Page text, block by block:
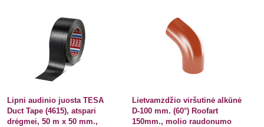
Lipni audinio juosta TESA
Duct Tape (4615), atspari
drėgmei, 50 m x 50 mm.,
Lietvamzdžio viršutinė alkūnė
D-100 mm. (60°) Roofart
150mm., molio raudonumo